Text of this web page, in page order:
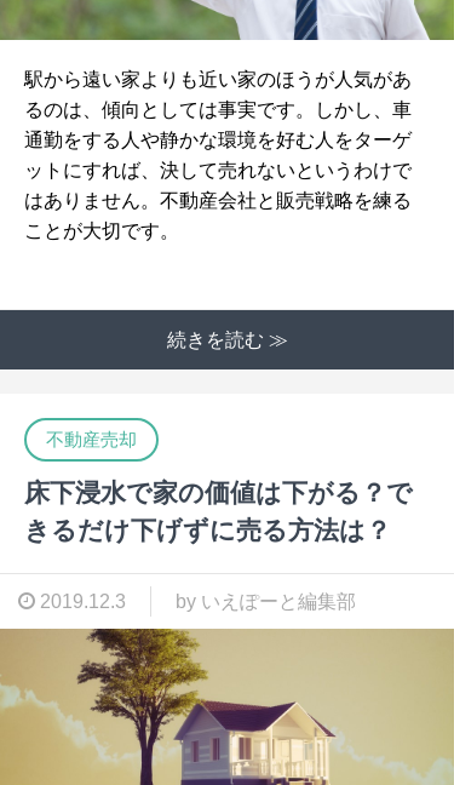
駅から遠い家よりも近い家のほうが人気があ
るのは、傾向としては事実です。しかし、車
通勤をする人や静かな環境を好む人をターゲ
ットにすれば、決して売れないというわけで
はありません。不動産会社と販売戦略を練る
ことが大切です。
続きを読む ≫
不動産売却
床下浸水で家の価値は下がる？で
きるだけ下げずに売る方法は？
2019.12.3 by いえぽーと編集部